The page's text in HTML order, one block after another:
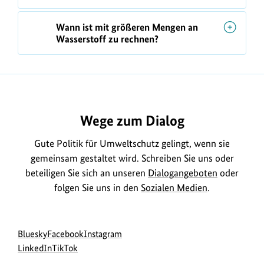
Wann ist mit größeren Mengen an
Wasserstoff zu rechnen?
Wege zum Dialog
Gute Politik für Umweltschutz gelingt, wenn sie
gemeinsam gestaltet wird. Schreiben Sie uns oder
beteiligen Sie sich an unseren Dialogangeboten oder
folgen Sie uns in den Sozialen Medien.
Social
Media
Blueskyzur
Bluesky-
Facebookzur
Instagram
LinkedInzur
zur
TikTok